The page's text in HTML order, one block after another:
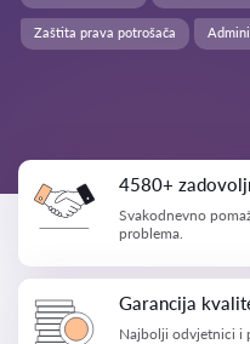
Zaštita prava potrošača
4580+
Svakodnevno
problema.
Garancija
Najbolji odvjetnici i